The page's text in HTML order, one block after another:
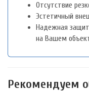
Отсутствие
Эстетичный
Надежная
на Вашем
Рекомендуем